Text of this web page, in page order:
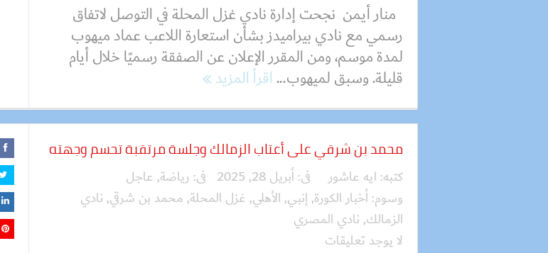
منار أيمن نجحت إدارة نادي غزل المحلة في التوصل لاتفاق
رسمي مع نادي بيراميدز بشأن استعارة اللاعب عماد ميهوب
لمدة موسم، ومن المقرر الإعلان عن الصفقة رسميًا خلال أيام
قليلة. وسبق لميهوب...اقرأ المزيد
محمد بن شرقي على أعتاب الزمالك وجلسة مرتقبة تحسم وجهته
كتبه: ايه عاشور فى:أبريل 28, 2025 فى: رياضة, عاجل
وسوم:أخبار الكورة, إنبي, الأهلي, غزل المحلة, محمد بن شرقي, نادي
الزمالك, نادي المصري
لا يوجد تعليقات